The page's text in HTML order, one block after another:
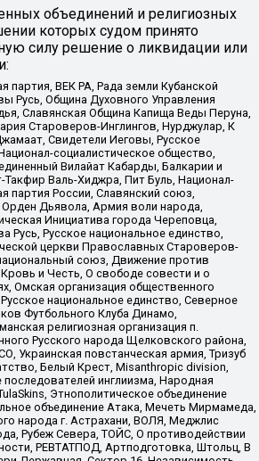
объединений и религиозных
которых судом принято
силу решение о ликвидации или
партия, ВЕК РА, Рада земли Кубанской
Русь, Община Духовного Управления
Славянская Община Капища Веды Перуна,
Староверов-Инглингов, Нурджулар, К
Свидетели Иеговы, Русское
социалистическое общество,
Вилайат Кабарды, Балкарии и
Валь-Хиджра, Пит Буль, Национал-
партия России, Славянский союз,
Дьявола, Армия воли народа,
Инициатива города Череповца,
Русь, Русское национальное единство,
церкви Православных Староверов-
союз, Движение против
и Честь, О свободе совести и о
Омская организация общественного
национальное единство, Северное
Футбольного Клуба Динамо,
религиозная организация п.
Русского народа Щелковского района,
Украинская повстанческая армия, Тризуб
Белый Крест, Misanthropic division,
последователей инглиизма, Народная
Этнополитическое объединение
объединение Атака, Мечеть Мирмамеда,
народа г. Астрахани, ВОЛЯ, Меджлис
Рубеж Севера, ТОЙС, О противодействии
РЕВТАТПОД, Артподготовка, Штольц, В